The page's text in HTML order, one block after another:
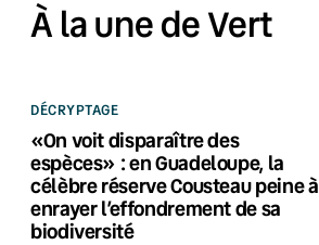
À la une de Vert
DÉCRYPTAGE
«On voit disparaître des
espèces» : en Guadeloupe, la
célèbre réserve Cousteau peine à
enrayer l’effondrement de sa
biodiversité